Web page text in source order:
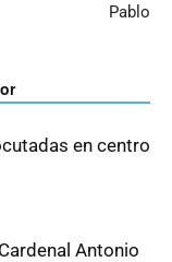
Pablo
en centro
Antonio